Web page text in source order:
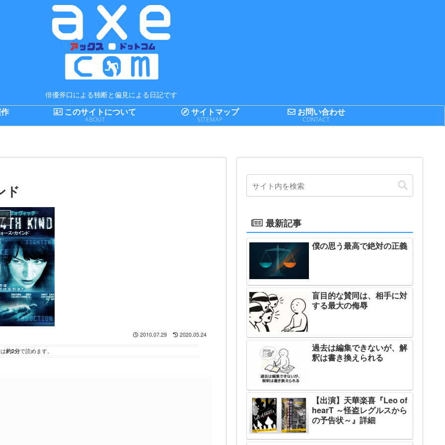
俳優斧口による独断と偏見による日記です
このサイトについて
ABOUT
サイトマップ
SITEMAP
お問い合わせ
CONTACT
ド
2010.07.29 2020.05.24
約2分で読めます。
最新記事
僕の思う最高で絶対の正義
盲目的な賛同は、相手に対
する最大の侮辱
過去は編集できないが、解
釈は書き換えられる
【出演】天華楽喜『Leo of
hearT ～怪盗レグルスから
の予告状～』詳細